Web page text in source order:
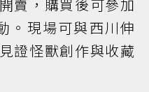
賣，購買後可參加
。現場可與西川伸
證怪獸創作與收藏